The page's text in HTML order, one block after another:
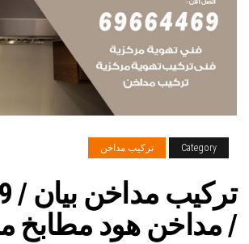
Category تركيب مداخن
/ مداخن هود مطابخ